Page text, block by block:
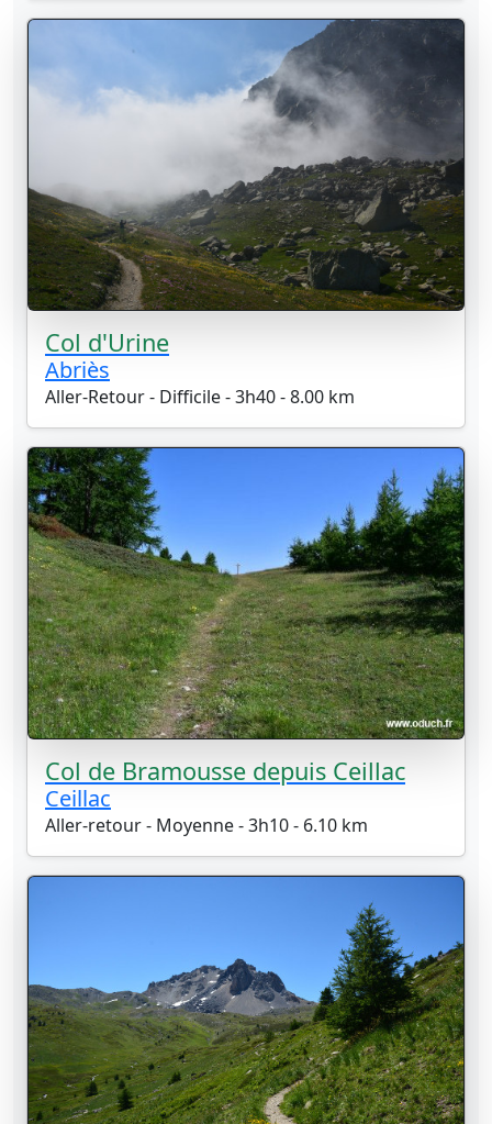
Col d'Urine
Abriès
Aller-Retour - Difficile - 3h40 - 8.00 km
Col de Bramousse depuis Ceillac
Ceillac
Aller-retour - Moyenne - 3h10 - 6.10 km